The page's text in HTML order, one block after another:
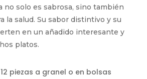
no solo es sabrosa, sino también
la salud. Su sabor distintivo y su
en un añadido interesante y
platos.
12 piezas a granel o en bolsas